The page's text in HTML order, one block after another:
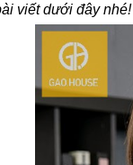
viết dưới đây nhé!